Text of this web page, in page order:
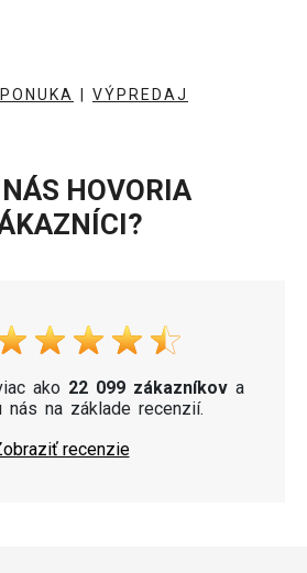
VÝPREDAJ
HOVORIA
ako 22 099 zákazníkov a
nás na základe recenzií.
recenzie